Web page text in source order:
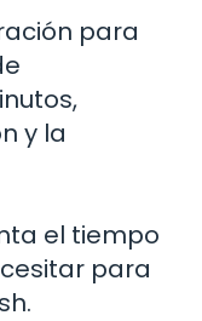
para
y la
el tiempo
para